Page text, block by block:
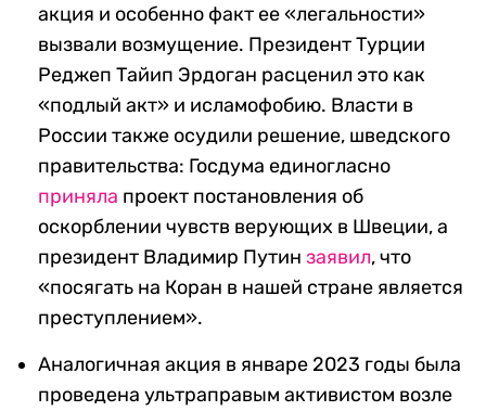
акция и особенно факт ее «легальности»
вызвали возмущение. Президент Турции
Реджеп Тайип Эрдоган расценил это как
«подлый акт» и исламофобию. Власти в
России также осудили решение, шведского
правительства: Госдума единогласно
приняла проект постановления об
оскорблении чувств верующих в Швеции, а
президент Владимир Путин заявил, что
«посягать на Коран в нашей стране является
преступлением».
Аналогичная акция в январе 2023 годы была
проведена ультраправым активистом возле